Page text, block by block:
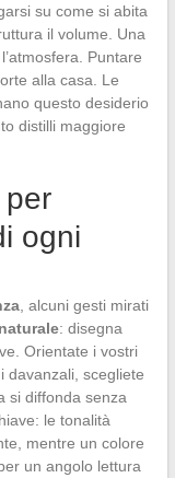
su come si abita
il volume. Una
Puntare
alla casa. Le
questo desiderio
distilli maggiore
ogni
, alcuni gesti mirati
: disegna
Orientate i vostri
davanzali, scegliete
si diffonda senza
le tonalità
mentre un colore
un angolo lettura